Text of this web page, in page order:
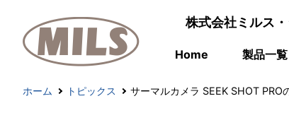
株式会社ミルス
Home 製品一覧
ホーム トピックス サーマルカメラ SEEK SHOT PRO